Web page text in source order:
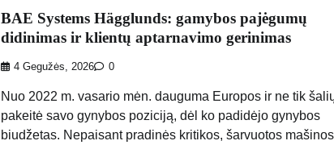
BAE Systems Hägglunds: gamybos pajėgumų
didinimas ir klientų aptarnavimo gerinimas
4 Gegužės, 2026 0
Nuo 2022 m. vasario mėn. dauguma Europos ir ne tik
pakeitė savo gynybos poziciją, dėl ko padidėjo gynybos
biudžetas. Nepaisant pradinės kritikos, šarvuotos